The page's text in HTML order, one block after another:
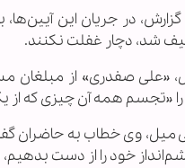
در جریان این
شد، دچار غفلت نکنند.
«علی صفدری» از مبلغان
را «تجسم همه آن چیزی که
میل، وی خطاب به حاضران
خود را از دست